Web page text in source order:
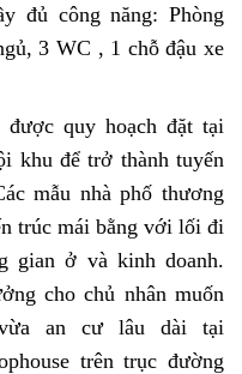
đủ công năng: Phòng
3 WC , 1 chỗ đậu xe
quy hoạch đặt tại
khu để trở thành tuyến
mẫu nhà phố thương
trúc mái bằng với lối đi
gian ở và kinh doanh.
cho chủ nhân muốn
an cư lâu dài tại
trên trục đường